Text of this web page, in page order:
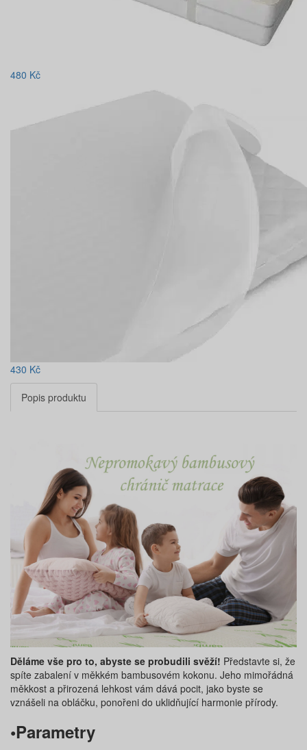
480 Kč
430 Kč
Popis produktu
Děláme vše pro to, abyste se probudili svěží! Představte si, že
spíte zabalení v měkkém bambusovém kokonu. Jeho mimořádná
měkkost a přirozená lehkost vám dává pocit, jako byste se
vznášeli na obláčku, ponořeni do uklidňující harmonie přírody.
•Parametry